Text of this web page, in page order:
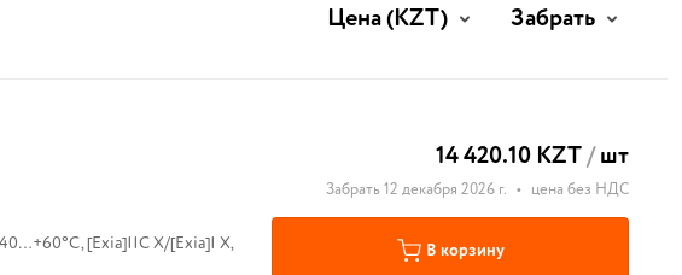
Цена(KZT) Забрать
40…+60°С, [Exia]IIC X/[Exia]I X,
14 420.10 KZT/шт
Забрать 12 декабря 2026 г. • цена без НДС
В корзину